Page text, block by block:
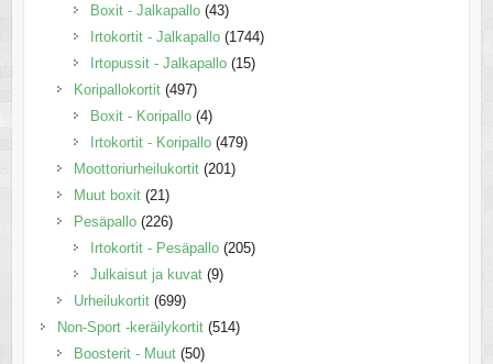
Boxit - Jalkapallo (43)
Irtokortit - Jalkapallo (1744)
Irtopussit - Jalkapallo (15)
Koripallokortit (497)
Boxit - Koripallo (4)
Irtokortit - Koripallo (479)
Moottoriurheilukortit (201)
Muut boxit (21)
Pesäpallo (226)
Irtokortit - Pesäpallo (205)
Julkaisut ja kuvat (9)
Urheilukortit (699)
Non-Sport -keräilykortit (514)
Boosterit - Muut (50)